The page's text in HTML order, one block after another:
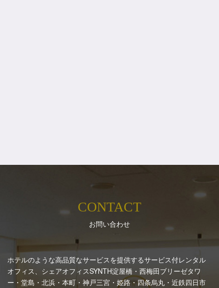
CONTACT
お問い合わせ
ホテルのような高品質なサービスを提供するサービス付レンタル
オフィス、シェアオフィスSYNTH淀屋橋・西梅田ブリーゼタワ
ー・堂島・北浜・本町・神戸三宮・姫路・四条烏丸・近鉄四日市